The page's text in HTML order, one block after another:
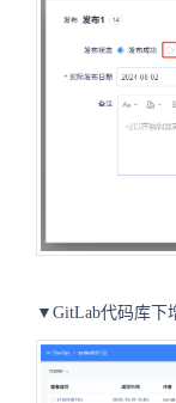
▼GitLab代码库下